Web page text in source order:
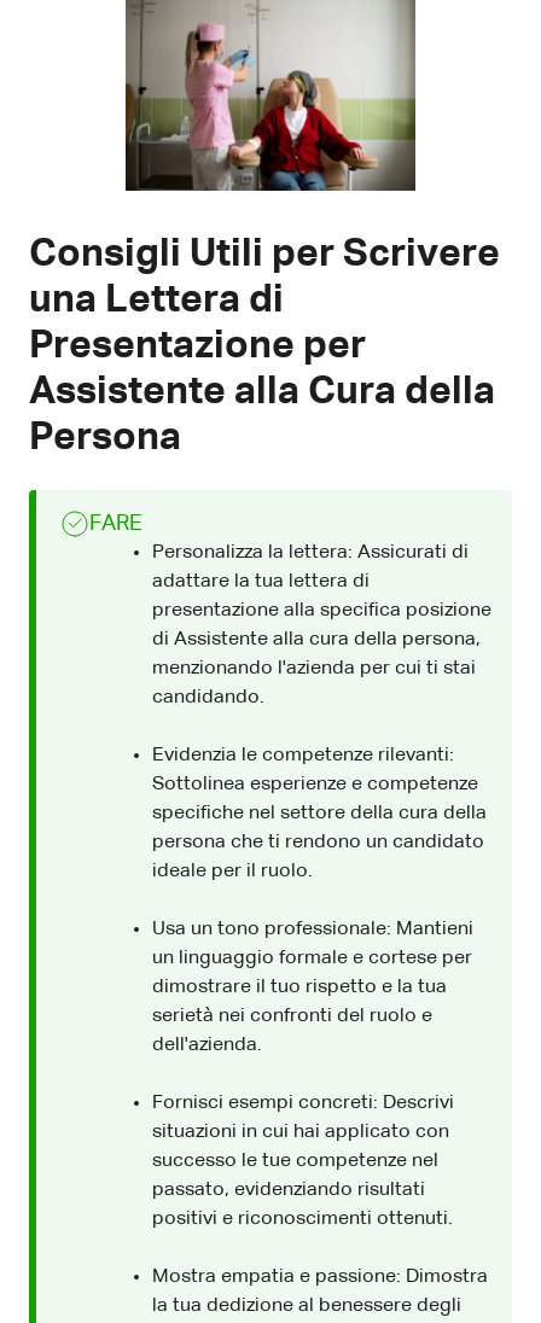
Consigli Utili per Scrivere
una Lettera di
Presentazione per
Assistente alla Cura della
Persona
FARE
Personalizza la lettera: Assicurati di
adattare la tua lettera di
presentazione alla specifica posizione
di Assistente alla cura della persona,
menzionando l'azienda per cui ti stai
candidando.
Evidenzia le competenze rilevanti:
Sottolinea esperienze e competenze
specifiche nel settore della cura della
persona che ti rendono un candidato
ideale per il ruolo.
Usa un tono professionale: Mantieni
un linguaggio formale e cortese per
dimostrare il tuo rispetto e la tua
serietà nei confronti del ruolo e
dell'azienda.
Fornisci esempi concreti: Descrivi
situazioni in cui hai applicato con
successo le tue competenze nel
passato, evidenziando risultati
positivi e riconoscimenti ottenuti.
Mostra empatia e passione: Dimostra
la tua dedizione al benessere degli